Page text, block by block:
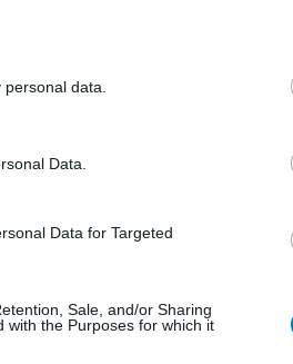
data.
Data.
Data for Targeted
Sale, and/or Sharing
with the Purposes for which it
teljesítenie, és ezt
trailerrel
elérhető
kell lennünk.
a StarCraft